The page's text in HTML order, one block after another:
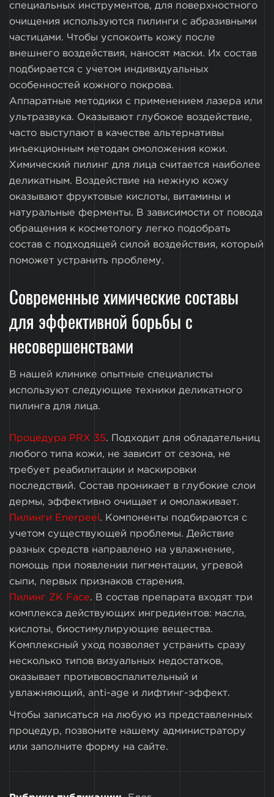
специальных инструментов, для поверхностного
очищения используются пилинги с абразивными
частицами. Чтобы успокоить кожу после
внешнего воздействия, наносят маски. Их состав
подбирается с учетом индивидуальных
особенностей кожного покрова.
Аппаратные методики с применением лазера или
ультразвука. Оказывают глубокое воздействие,
часто выступают в качестве альтернативы
инъекционным методам омоложения кожи.
Химический пилинг для лица считается наиболее
деликатным. Воздействие на нежную кожу
оказывают фруктовые кислоты, витамины и
натуральные ферменты. В зависимости от повода
обращения к косметологу легко подобрать
состав с подходящей силой воздействия, который
поможет устранить проблему.
Современные химические составы
для эффективной борьбы с
несовершенствами
В нашей клинике опытные специалисты
используют следующие техники деликатного
пилинга для лица.
Процедура PRX 35. Подходит для обладательниц
любого типа кожи, не зависит от сезона, не
требует реабилитации и маскировки
последствий. Состав проникает в глубокие слои
дермы, эффективно очищает и омолаживает.
Пилинги Enerpeel . Компоненты подбираются с
учетом существующей проблемы. Действие
разных средств направлено на увлажнение,
помощь при появлении пигментации, угревой
сыпи, первых признаков старения.
Пилинг ZK Face. В состав препарата входят три
комплекса действующих ингредиентов: масла,
кислоты, биостимулирующие вещества.
Комплексный уход позволяет устранить сразу
несколько типов визуальных недостатков,
оказывает противовоспалительный и
увлажняющий, anti-age и лифтинг-эффект.
Чтобы записаться на любую из представленных
процедур, позвоните нашему администратору
или заполните форму на сайте.